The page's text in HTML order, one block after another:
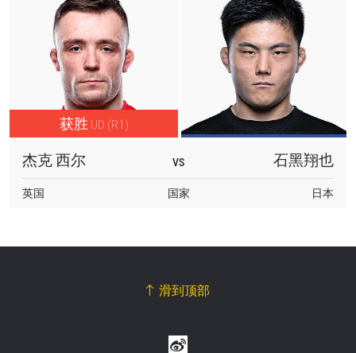
获胜 UD (R1)
杰克 西尔 VS 石黑翔也
英国 国家 日本
滑到顶部